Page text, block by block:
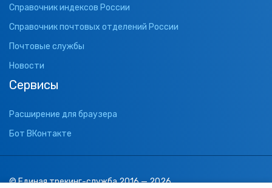
Справочник индексов России
Справочник почтовых отделений России
Почтовые службы
Новости
Сервисы
Расширение для браузера
Бот ВКонтакте
© Единая трекинг-служба 2016 — 2026